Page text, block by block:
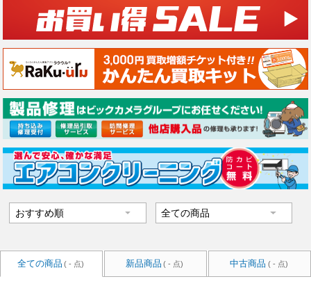
全ての商品 ( - 点) 新品商品 ( - 点) 中古商品 ( - 点)